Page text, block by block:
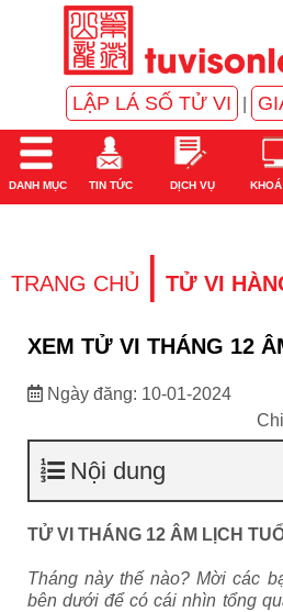
LẬP LÁ SỐ TỬ VI
DANH MỤC TIN TỨC DỊCH VỤ
TRANG CHỦ | TỬ VI
XEM TỬ VI THÁNG 12
Ngày đăng: 10-01-2024
Nội dung
TỬ VI THÁNG 12 ÂM LỊCH
Tháng này thế nào? Mời các
bên dưới để có cái nhìn tổng